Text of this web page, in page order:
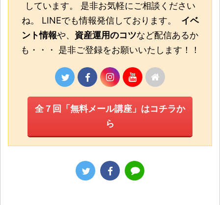
しています。 是非お気軽にご相談ください
ね。 LINEでも情報発信しております。 イベ
ント情報や、 資産運用のコツなど配信あるか
も・・・ 是非ご登録をお願いいたします！！
全７回「無料メール講座」はコチラか
ら